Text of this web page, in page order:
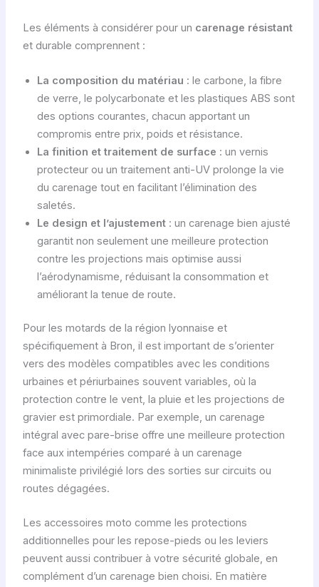
Les éléments à considérer pour un carenage résistant
et durable comprennent :
La composition du matériau : le carbone, la fibre
de verre, le polycarbonate et les plastiques ABS sont
des options courantes, chacun apportant un
compromis entre prix, poids et résistance.
La finition et traitement de surface : un vernis
protecteur ou un traitement anti-UV prolonge la vie
du carenage tout en facilitant l’élimination des
saletés.
Le design et l’ajustement: un carenage bien ajusté
garantit non seulement une meilleure protection
contre les projections mais optimise aussi
l’aérodynamisme, réduisant la consommation et
améliorant la tenue de route.
Pour les motards de la région lyonnaise et
spécifiquement à Bron, il est important de s’orienter
vers des modèles compatibles avec les conditions
urbaines et périurbaines souvent variables, où la
protection contre le vent, la pluie et les projections de
gravier est primordiale. Par exemple, un carenage
intégral avec pare-brise offre une meilleure protection
face aux intempéries comparé à un carenage
minimaliste privilégié lors des sorties sur circuits ou
routes dégagées.
Les accessoires moto comme les protections
additionnelles pour les repose-pieds ou les leviers
peuvent aussi contribuer à votre sécurité globale, en
complément d’un carenage bien choisi. En matière